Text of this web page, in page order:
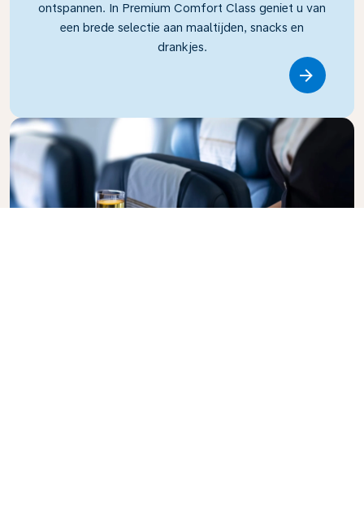
ontspannen. In Premium Comfort Class geniet u van
een brede selectie aan maaltijden, snacks en
drankjes.